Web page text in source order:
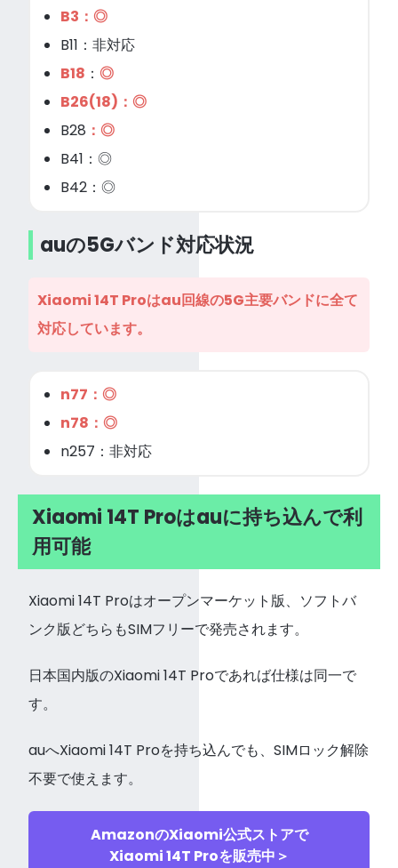
B3：◎
B11：非対応
B18 ： ◎
B26(18)：◎
B28 ：◎
B41：◎
B42：◎
auの5Gバンド対応状況
Xiaomi 14T Proはau回線の5G主要バンドに全て
対応しています。
n77：◎
n78：◎
n257：非対応
Xiaomi 14T Proはauに持ち込んで利
用可能
Xiaomi 14T Proはオープンマーケット版、ソフトバ
ンク版どちらもSIMフリーで発売されます。
日本国内版のXiaomi 14T Proであれば仕様は同一で
す。
auへXiaomi 14T Proを持ち込んでも、SIMロック解除
不要で使えます。
AmazonのXiaomi公式ストアで
Xiaomi 14T Proを販売中＞